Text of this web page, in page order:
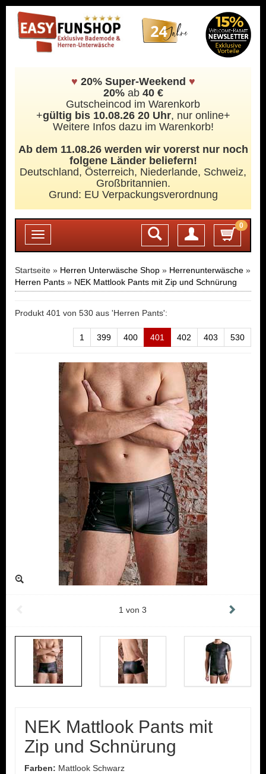
♥ 20% Super-Weekend ♥
20%ab 40 €
Gutscheincod im Warenkorb
+gültig bis 10.08.26 20 Uhr, nur online+
Weitere Infos dazu im Warenkorb!
Ab dem 11.08.26 werden wir vorerst nur noch
folgene Länder beliefern!
Deutschland, Österreich, Niederlande, Schweiz,
Großbritannien.
Grund: EU Verpackungsverordnung
Toggle
navigation
0
Login
Startseite » Herren Unterwäsche Shop » Herrenunterwäsche »
Herren Pants » NEK Mattlook Pants mit Zip und Schnürung
Produkt 401 von 530 aus 'Herren Pants':
1 399 400 401 402 403 530
1 von3
NEK Mattlook Pants mit
Zip und Schnürung
Farben: Mattlook Schwarz